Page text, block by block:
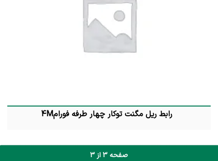
رابط ریل مگنت توکار چهار طرفه فورام4M
صفحه 3 از 3